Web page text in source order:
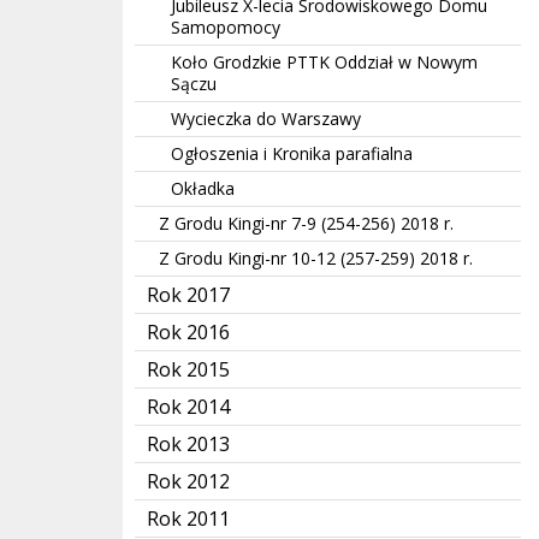
Jubileusz X-lecia Środowiskowego Domu
Samopomocy
Koło Grodzkie PTTK Oddział w Nowym
Sączu
Wycieczka do Warszawy
Ogłoszenia i Kronika parafialna
Okładka
Z Grodu Kingi-nr 7-9 (254-256) 2018 r.
Z Grodu Kingi-nr 10-12 (257-259) 2018 r.
Rok 2017
Rok 2016
Rok 2015
Rok 2014
Rok 2013
Rok 2012
Rok 2011